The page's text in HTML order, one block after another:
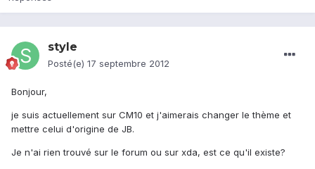
style
Posté(e) 17 septembre 2012
Bonjour,
je suis actuellement sur CM10 et j'aimerais changer le thème et
mettre celui d'origine de JB.
Je n'ai rien trouvé sur le forum ou sur xda, est ce qu'il existe?